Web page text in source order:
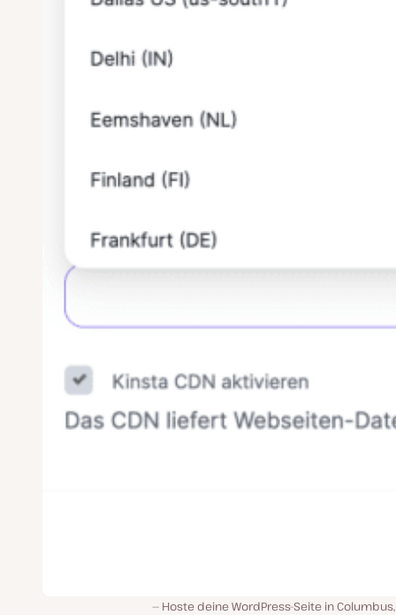
Hoste deine WordPress-Seite in Columbus,